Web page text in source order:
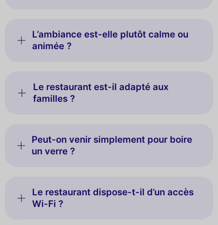
L’ambiance est-elle plutôt calme ou
animée ?
Le restaurant est-il adapté aux
familles ?
Peut-on venir simplement pour boire
un verre ?
Le restaurant dispose-t-il d’un accès
Wi-Fi ?